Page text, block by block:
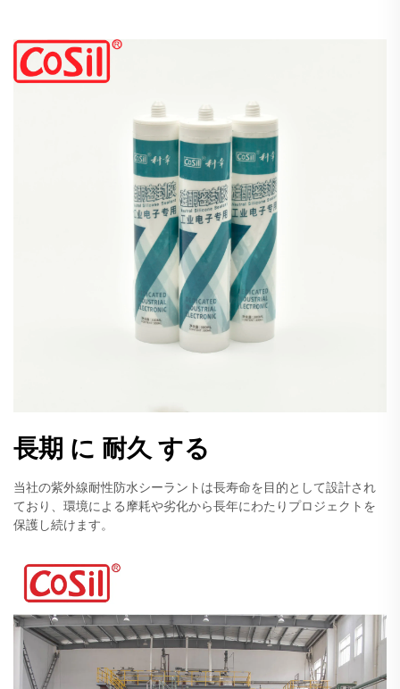
長期 に 耐久 する
当社の紫外線耐性防水シーラントは長寿命を目的として設計され
ており、環境による摩耗や劣化から長年にわたりプロジェクトを
保護し続けます。